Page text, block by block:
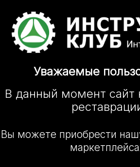
Уважаемые
В данный момент сайт
Вы можете приобрести